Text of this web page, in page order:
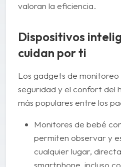
valoran la eficiencia.
Dispositivos
cuidan por ti
Los gadgets de
seguridad y el confort del
más populares entre los
Monitores de bebé
permiten observar y
cualquier lugar,
smartphone, incluso